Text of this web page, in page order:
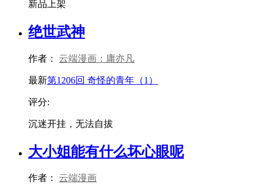
新品上架
绝世武神
作者： 云端漫画：庸亦凡
最新第1206回 奇怪的青年（1）
评分:
沉迷开挂，无法自拔
大小姐能有什么坏心眼呢
作者： 云端漫画